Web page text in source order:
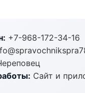
+7-968-172-34-16
Сайт и